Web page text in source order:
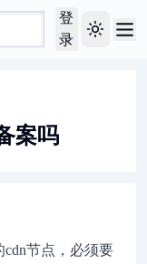
登
录
Toggle
案吗
节点，必须要